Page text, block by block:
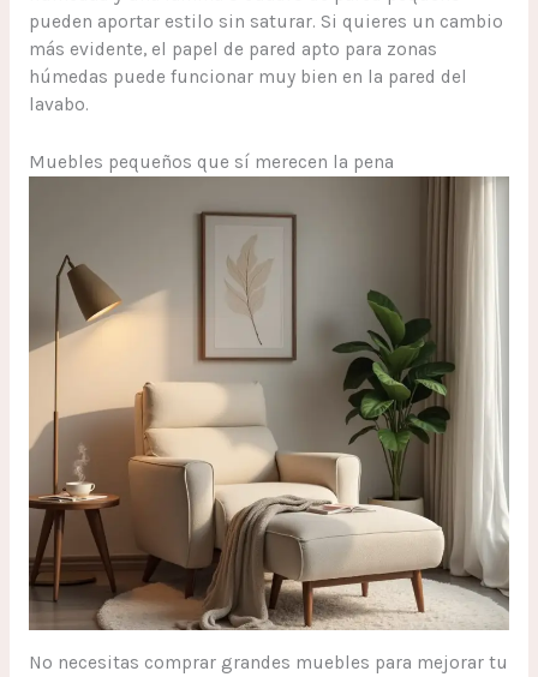
pueden aportar estilo sin saturar. Si quieres un cambio
más evidente, el papel de pared apto para zonas
húmedas puede funcionar muy bien en la pared del
lavabo.
Muebles pequeños que sí merecen la pena
No necesitas comprar grandes muebles para mejorar tu